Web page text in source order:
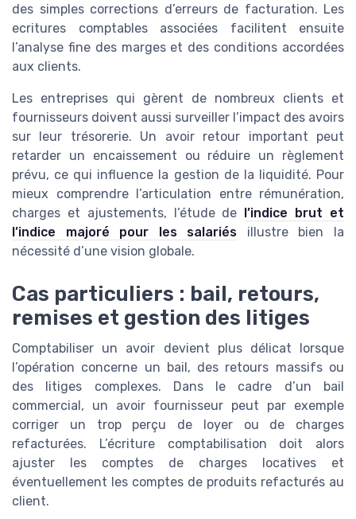
des simples corrections d’erreurs de facturation. Les
ecritures comptables associées facilitent ensuite
l’analyse fine des marges et des conditions accordées
aux clients.
Les entreprises qui gèrent de nombreux clients et
fournisseurs doivent aussi surveiller l’impact des avoirs
sur leur trésorerie. Un avoir retour important peut
retarder un encaissement ou réduire un règlement
prévu, ce qui influence la gestion de la liquidité. Pour
mieux comprendre l’articulation entre rémunération,
charges et ajustements, l’étude de l’indice brut et
l’indice majoré pour les salariés illustre bien la
nécessité d’une vision globale.
Cas particuliers : bail, retours,
remises et gestion des litiges
Comptabiliser un avoir devient plus délicat lorsque
l’opération concerne un bail, des retours massifs ou
des litiges complexes. Dans le cadre d’un bail
commercial, un avoir fournisseur peut par exemple
corriger un trop perçu de loyer ou de charges
refacturées. L’écriture comptabilisation doit alors
ajuster les comptes de charges locatives et
éventuellement les comptes de produits refacturés au
client.